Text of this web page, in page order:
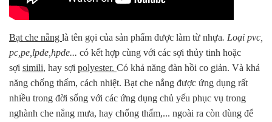
Bạt che nắng là tên gọi của sản phẩm được làm từ nhựa. Loại pvc,
pc,pe,lpde,hpde... có kết hợp cùng với các sợi thủy tinh hoặc
sợi simili, hay sợi polyester. Có khả năng đàn hồi co giản. Và khả
năng chống thấm, cách nhiệt. Bạt che nắng được ứng dụng rất
nhiều trong đời sống với các ứng dụng chủ yếu phục vụ trong
nghành che nắng mưa, hay chống thấm,... ngoài ra còn dùng để